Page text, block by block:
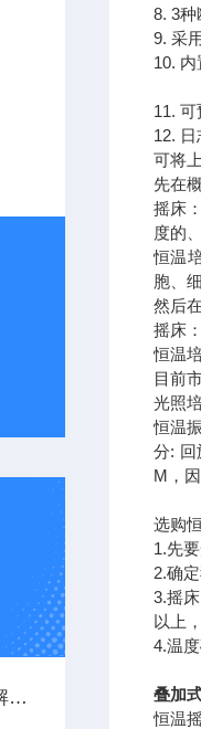
关于使用恒温摇床你应该了解的几件事
8. 3
9. 采
10.
11.
12.
可将
先在
摇床
度的
恒温
胞、
然后
摇床
恒温
目前
光照
恒温
分: 回
M，
选购
1.先
2.确
3.摇
以上
4.温
叠加
恒温